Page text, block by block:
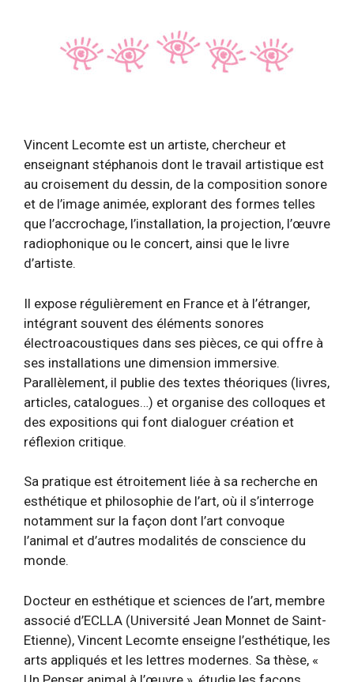
Vincent Lecomte est un artiste, chercheur et
enseignant stéphanois dont le travail artistique est
au croisement du dessin, de la composition sonore
et de l’image animée, explorant des formes telles
que l’accrochage, l’installation, la projection, l’œuvre
radiophonique ou le concert, ainsi que le livre
d’artiste.
Il expose régulièrement en France et à l’étranger,
intégrant souvent des éléments sonores
électroacoustiques dans ses pièces, ce qui offre à
ses installations une dimension immersive.
Parallèlement, il publie des textes théoriques (livres,
articles, catalogues…) et organise des colloques et
des expositions qui font dialoguer création et
réflexion critique.
Sa pratique est étroitement liée à sa recherche en
esthétique et philosophie de l’art, où il s’interroge
notamment sur la façon dont l’art convoque
l’animal et d’autres modalités de conscience du
monde.
Docteur en esthétique et sciences de l’art, membre
associé d’ECLLA (Université Jean Monnet de Saint-
Etienne), Vincent Lecomte enseigne l’esthétique, les
arts appliqués et les lettres modernes. Sa thèse, «